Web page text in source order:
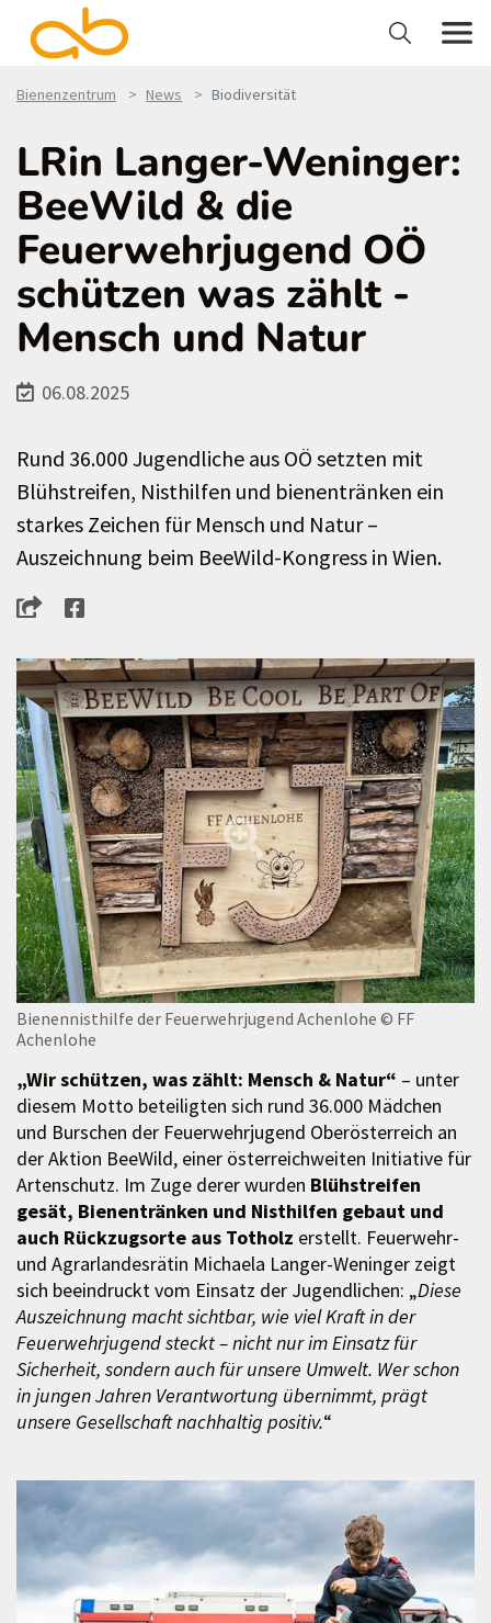
Bienenzentrum News Biodiversität
LRin Langer-Weninger:
BeeWild & die
Feuerwehrjugend OÖ
schützen was zählt -
Mensch und Natur
06.08.2025
Rund 36.000 Jugendliche aus OÖ setzten mit
Blühstreifen, Nisthilfen und bienentränken ein
starkes Zeichen für Mensch und Natur –
Auszeichnung beim BeeWild-Kongress in Wien.
Bienennisthilfe der Feuerwehrjugend Achenlohe © FF
Achenlohe
„Wir schützen, was zählt: Mensch & Natur“ – unter
diesem Motto beteiligten sich rund 36.000 Mädchen
und Burschen der Feuerwehrjugend Oberösterreich an
der Aktion BeeWild, einer österreichweiten Initiative für
Artenschutz. Im Zuge derer wurden Blühstreifen
gesät, Bienentränken und Nisthilfen gebaut und
auch Rückzugsorte aus Totholz erstellt. Feuerwehr-
und Agrarlandesrätin Michaela Langer-Weninger zeigt
sich beeindruckt vom Einsatz der Jugendlichen: „Diese
Auszeichnung macht sichtbar, wie viel Kraft in der
Feuerwehrjugend steckt – nicht nur im Einsatz für
Sicherheit, sondern auch für unsere Umwelt. Wer schon
in jungen Jahren Verantwortung übernimmt, prägt
unsere Gesellschaft nachhaltig positiv.“